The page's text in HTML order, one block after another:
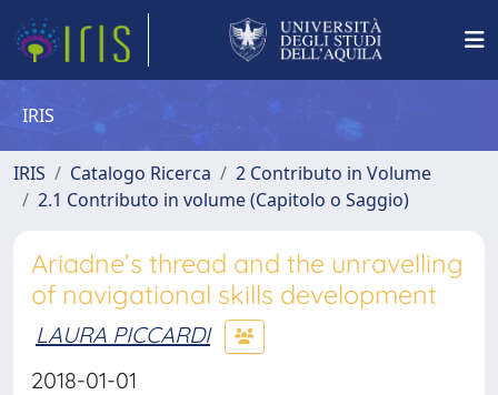
IRIS
IRIS Catalogo Ricerca
2 Contributo in Volume
2.1 Contributo in volume (Capitolo o Saggio)
Ariadne’s thread and the unravelling
of navigational skills development
LAURA PICCARDI
2018-01-01